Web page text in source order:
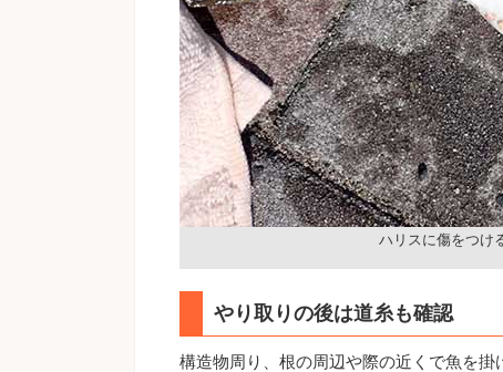
ハリスに傷をつけ
やり取りの後は道糸も確認
構造物周り、根の周辺や際の近くで魚を